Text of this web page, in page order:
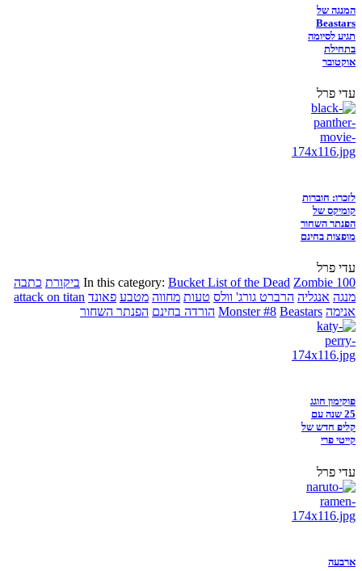
המנגה של
Beastars
תגיע לסיומה
בתחילת
אוקטובר
עדי פרל
לזכרו: חוברות
קומיקס של
הפנתר השחור
מופצות בחינם
עדי פרל
In this category: Bucket List of the Dead Zombie 100 ביקורת כתבה
מנגה אנגליה הרברט גורג' וולס טעות מחווה מטבע פאונד attack on titan
אנימה
Monster #8 Beastars הורדה בחינם הפנתר השחור
פוקימון חוגג
25 שנה עם
קליפ חדש של
קייטי פרי
עדי פרל
ארבעה